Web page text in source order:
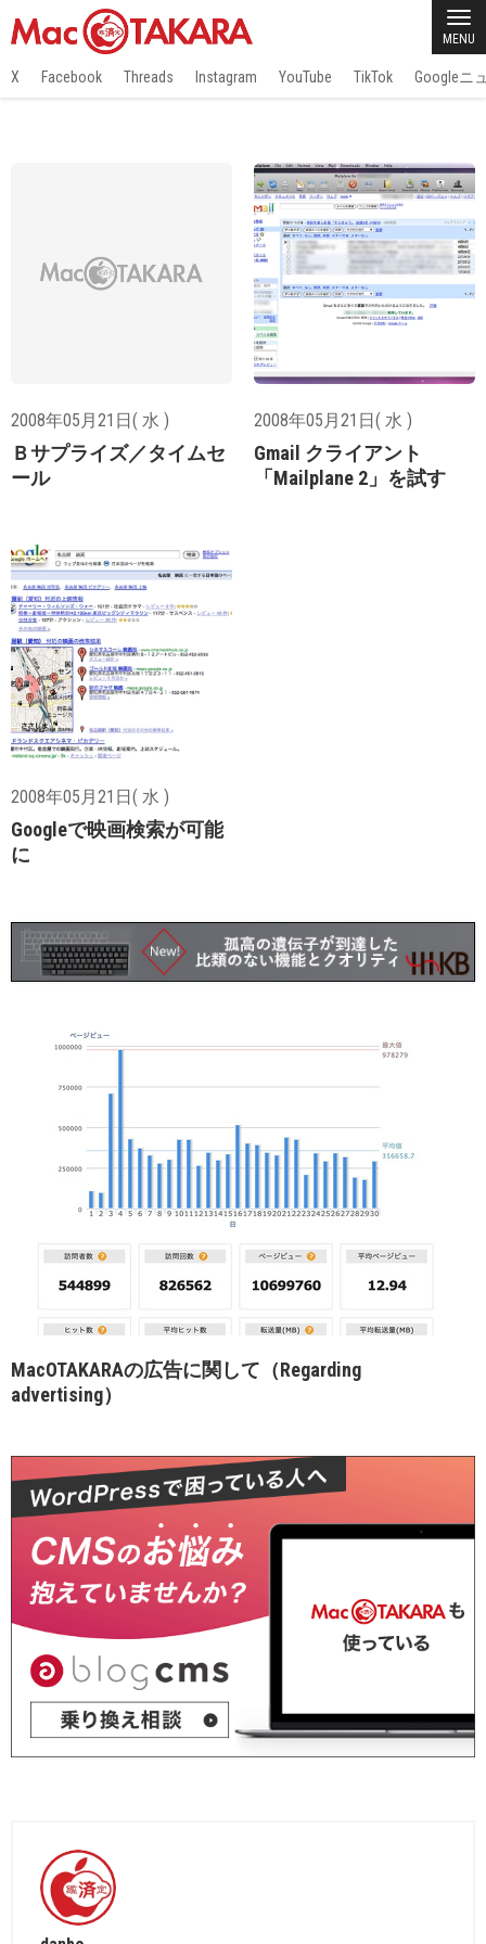
MENU
X Facebook Threads Instagram YouTube TikTok Googleニ
2008年05月21日( 水 )
Ｂサプライズ／タイムセ
ール
2008年05月21日( 水 )
Gmail クライアント
「Mailplane 2」を試す
2008年05月21日( 水 )
Googleで映画検索が可能
に
MacOTAKARAの広告に関して（Regarding
advertising）